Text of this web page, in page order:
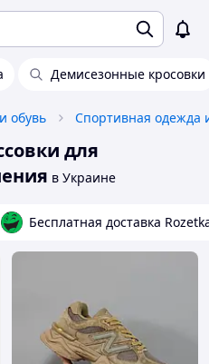
Демисезонные кросовки
обувь Спортивная одежда
для
в Украине
Бесплатная доставка